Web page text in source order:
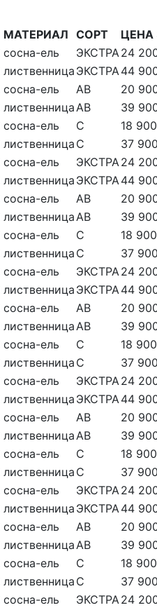
МАТЕРИАЛ СОРТ ЦЕНА
сосна-ель ЭКСТРА24
лиственница ЭКСТРА44
сосна-ель АВ 20
лиственницаАВ 39
сосна-ель С 18
лиственница С 37
сосна-ель ЭКСТРА24
лиственница ЭКСТРА44
сосна-ель АВ 20
лиственницаАВ 39
сосна-ель С 18
лиственница С 37
сосна-ель ЭКСТРА24
лиственница ЭКСТРА44
сосна-ель АВ 20
лиственницаАВ 39
сосна-ель С 18
лиственница С 37
сосна-ель ЭКСТРА24
лиственница ЭКСТРА44
сосна-ель АВ 20
лиственницаАВ 39
сосна-ель С 18
лиственница С 37
сосна-ель ЭКСТРА24
лиственница ЭКСТРА44
сосна-ель АВ 20
лиственницаАВ 39
сосна-ель С 18
лиственница С 37
сосна-ель ЭКСТРА24